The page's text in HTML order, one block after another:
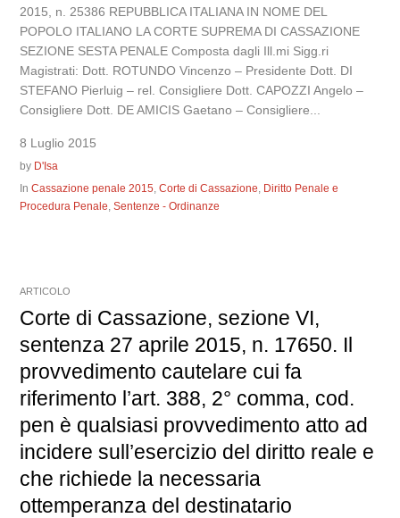
2015, n. 25386 REPUBBLICA ITALIANA IN NOME DEL
POPOLO ITALIANO LA CORTE SUPREMA DI CASSAZIONE
SEZIONE SESTA PENALE Composta dagli Ill.mi Sigg.ri
Magistrati: Dott. ROTUNDO Vincenzo – Presidente Dott. DI
STEFANO Pierluig – rel. Consigliere Dott. CAPOZZI Angelo –
Consigliere Dott. DE AMICIS Gaetano – Consigliere...
8 Luglio 2015
by D'Isa
InCassazione penale 2015 ,Corte di Cassazione Diritto Penale e
Procedura Penale ,Sentenze - Ordinanze
ARTICOLO
Corte di Cassazione, sezione VI,
sentenza 27 aprile 2015, n. 17650. Il
provvedimento cautelare cui fa
riferimento l’art. 388, 2° comma, cod.
pen è qualsiasi provvedimento atto ad
incidere sull’esercizio del diritto reale e
che richiede la necessaria
ottemperanza del destinatario